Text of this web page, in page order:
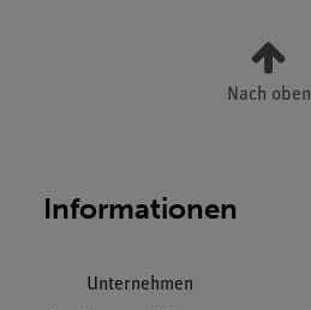
Nach oben
Informationen
Unternehmen